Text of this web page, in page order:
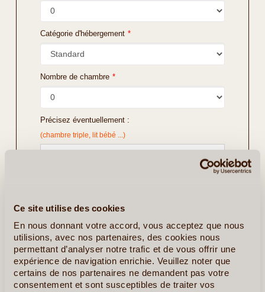
Ce site utilise des cookies
En nous donnant votre accord, vous acceptez que nous
utilisions, avec nos partenaires, des cookies nous
permettant d’analyser notre trafic et de vous offrir une
expérience de navigation enrichie. Veuillez noter que
certains de nos partenaires ne demandent pas votre
consentement et sont susceptibles de traiter vos
Catégorie d'hébergement *
Nombre de chambre *
Précisez éventuellement :
(chambre triple, lit bébé ...)